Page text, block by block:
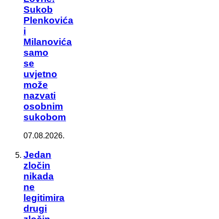
Sukob
Plenkovića
i
Milanovića
samo
se
uvjetno
može
nazvati
osobnim
sukobom
07.08.2026.
Jedan
zločin
nikada
ne
legitimira
drugi